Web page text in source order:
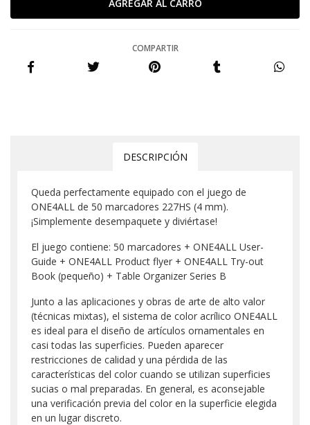
COMPARTIR
DESCRIPCIÓN
Queda perfectamente equipado con el juego de
ONE4ALL de 50 marcadores 227HS (4 mm).
¡Simplemente desempaquete y diviértase!
El juego contiene: 50 marcadores + ONE4ALL User-
Guide + ONE4ALL Product flyer + ONE4ALL Try-out
Book (pequeño) + Table Organizer Series B
Junto a las aplicaciones y obras de arte de alto valor
(técnicas mixtas), el sistema de color acrílico ONE4ALL
es ideal para el diseño de artículos ornamentales en
casi todas las superficies. Pueden aparecer
restricciones de calidad y una pérdida de las
características del color cuando se utilizan superficies
sucias o mal preparadas. En general, es aconsejable
una verificación previa del color en la superficie elegida
en un lugar discreto.